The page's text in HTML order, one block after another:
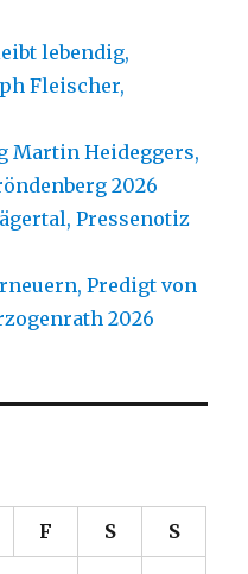
lebendig,
Fleischer,
Martin Heideggers,
2026
Pressenotiz
Predigt von
2026
F S S